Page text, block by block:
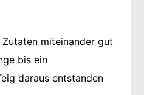
miteinander gut
bis ein
daraus entstanden